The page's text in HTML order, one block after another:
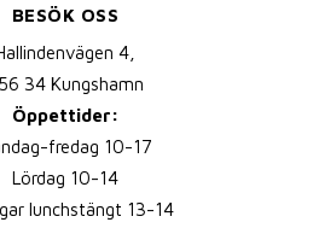
BESÖK OSS
4,
34 Kungshamn
Öppettider:
fredag 10-17
Lördag 10-14
lunchstängt 13-14